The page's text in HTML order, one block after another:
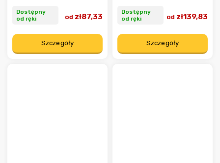
Dostępny
od ręki
od zł87,33
Szczegóły
Dostępny
od ręki
od zł139,83
Szczegóły